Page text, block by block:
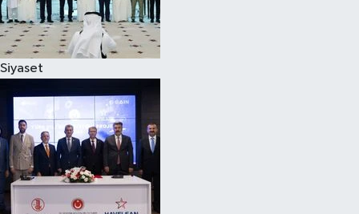
Siyaset
Spor
Çocuk
Eğitim
Hava Durumu